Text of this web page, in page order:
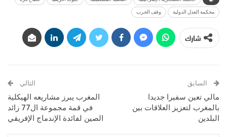
محكمة العدل الدولية وقف الحرب
شارك
السابق
مالي تعين سفيرا جديدا
بالمغرب لتعزيز العلاقات بين
البلدين
التالي
المغرب يبرز مشاريعه الهيكلية
في قمة مجموعة ال77 زائد
الصين لفائدة الإندماج الإفريقي